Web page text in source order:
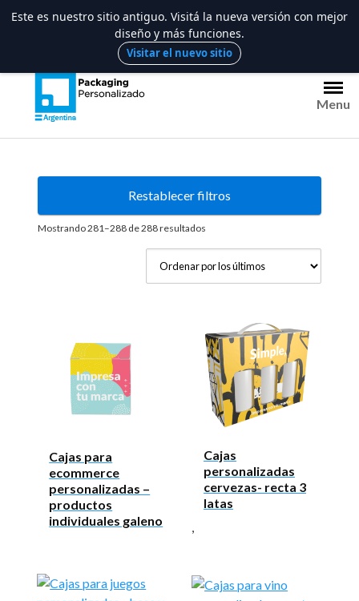
al
contenido
Menu
Restablecer filtros
Mostrando 281–288 de 288 resultados
últimos
Cajas para
ecommerce
personalizadas –
productos
individuales galeno
Cajas
personalizadas
cervezas- recta 3
latas
Este es nuestro sitio antiguo. Visitá la nueva versión con mejor
diseño y más funciones.
Visitar el nuevo sitio